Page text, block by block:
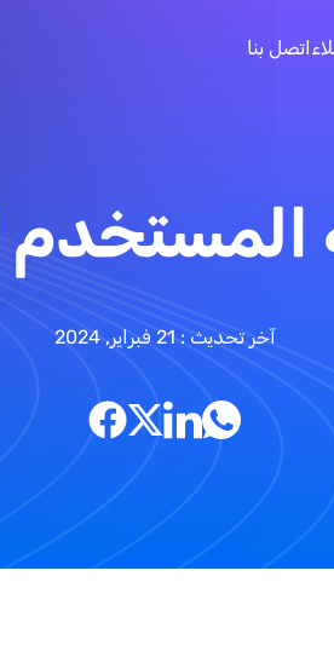
اتصل بنا
المستخدم
آخر تحديث : 21 فبراير, 2024